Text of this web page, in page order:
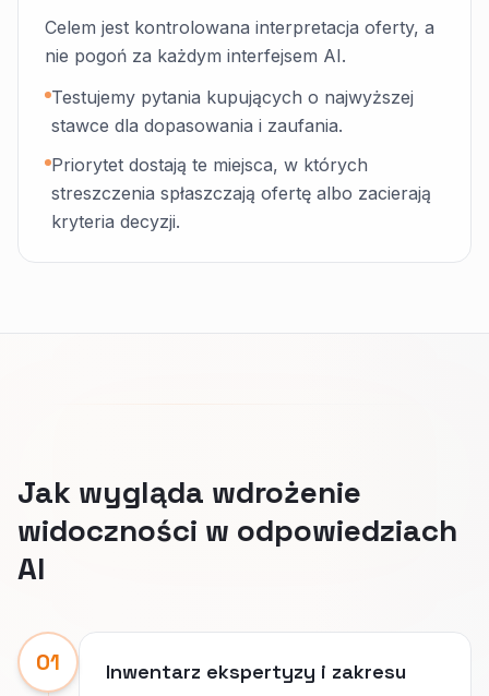
Celem jest kontrolowana interpretacja oferty, a
nie pogoń za każdym interfejsem AI.
Testujemy pytania kupujących o najwyższej
stawce dla dopasowania i zaufania.
Priorytet dostają te miejsca, w których
streszczenia spłaszczają ofertę albo zacierają
kryteria decyzji.
Jak wygląda wdrożenie
widoczności w odpowiedziach
AI
01 Inwentarz ekspertyzy i zakresu